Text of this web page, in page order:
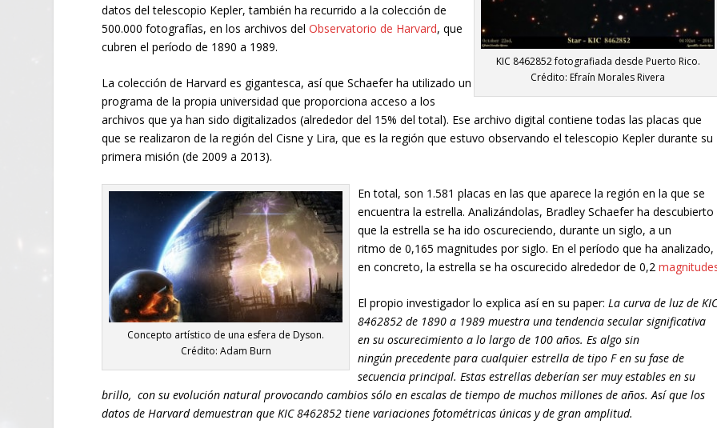
KIC 8462852 fotografiada desde Puerto Rico.
Crédito: Efraín Morales Rivera
datos del telescopio Kepler, también ha recurrido a la colección de
500.000 fotografías, en los archivos delObservatorio de Harvard, que
cubren el período de 1890 a 1989.
La colección de Harvard es gigantesca, así que Schaefer ha utilizado un
programa de la propia universidad que proporciona acceso a los
archivos que ya han sido digitalizados (alrededor del 15% del total). Ese archivo digital contiene todas las placas que
que se realizaron de la región del Cisne y Lira, que es la región que estuvo observando el telescopio Kepler durante su
primera misión (de 2009 a 2013).
Concepto artístico de una esfera de Dyson.
Crédito: Adam Burn
En total, son 1.581 placas en las que aparece la región en la que se
encuentra la estrella. Analizándolas, Bradley Schaefer ha descubierto
que la estrella se ha ido oscureciendo, durante un siglo, a un
ritmo de 0,165 magnitudes por siglo. En el período que ha analizado,
en concreto, la estrella se ha oscurecido alrededor de 0,2
El propio investigador lo explica así en su paper:La curva de luz de
8462852 de 1890 a 1989 muestra una tendencia secular significativa
en su oscurecimiento a lo largo de 100 años. Es algo sin
ningún precedente para cualquier estrella de tipo F en su fase de
secuencia principal. Estas estrellas deberían ser muy estables en su
brillo, con su evolución natural provocando cambios sólo en escalas de tiempo de muchos millones de años. Así que los
datos de Harvard demuestran que KIC 8462852 tiene variaciones fotométricas únicas y de gran amplitud.